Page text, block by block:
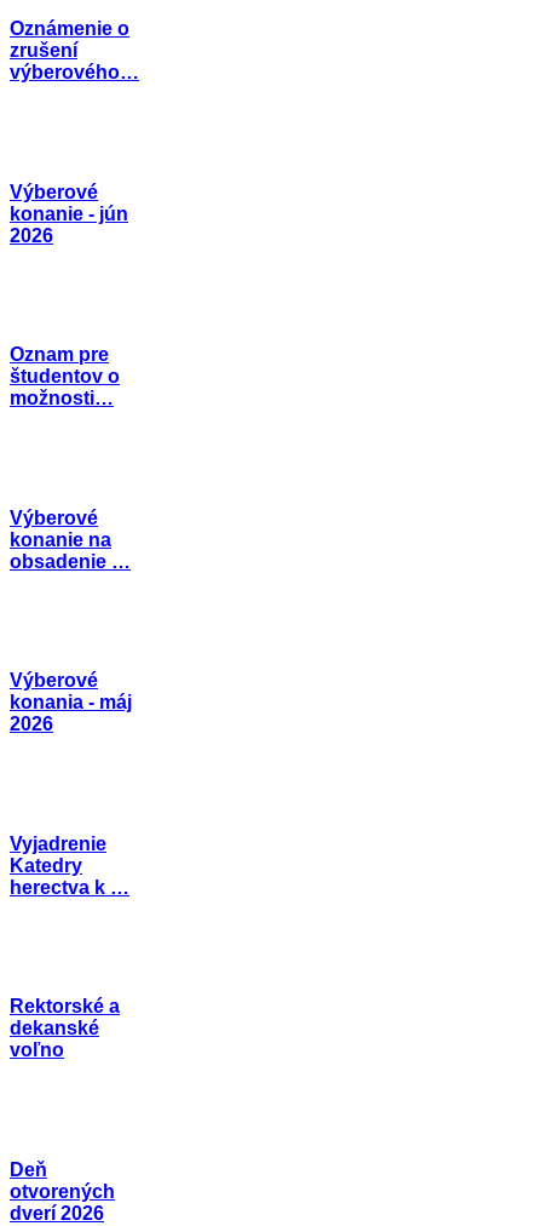
Oznámenie o
zrušení
výberového…
Výberové
konanie - jún
2026
Oznam pre
študentov o
možnosti…
Výberové
konanie na
obsadenie …
Výberové
konania - máj
2026
Vyjadrenie
Katedry
herectva k …
Rektorské a
dekanské
voľno
Deň
otvorených
dverí 2026